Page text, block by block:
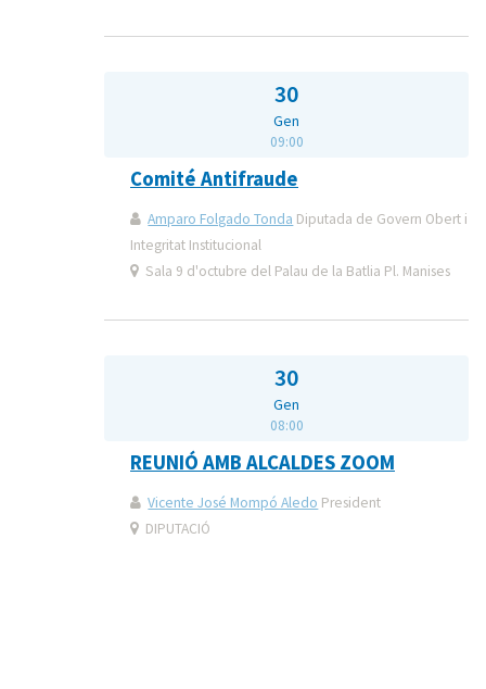
30
Gen
09:00
Comité Antifraude
Amparo Folgado Tonda Diputada de Govern Obert i
Integritat Institucional
Sala 9 d'octubre del Palau de la Batlia Pl. Manises
30
Gen
08:00
REUNIÓ AMB ALCALDES ZOOM
Vicente José Mompó Aledo President
DIPUTACIÓ